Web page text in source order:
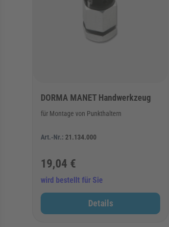
DORMA MANET Handwerkzeug
für Montage von Punkthaltern
Art.-Nr.: 21.134.000
19,04 €
wird bestellt für Sie
Details